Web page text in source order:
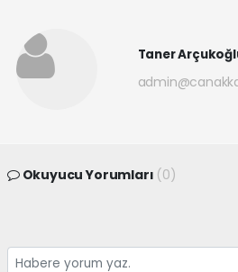
Taner
Okuyucu Yorumları (0)